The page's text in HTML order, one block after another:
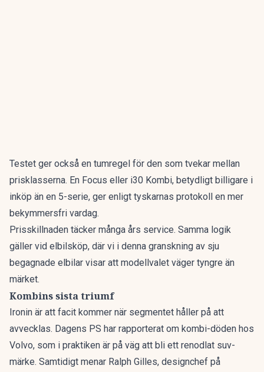
Testet ger också en tumregel för den som tvekar mellan
prisklasserna. En Focus eller i30 Kombi, betydligt billigare i
inköp än en 5-serie, ger enligt tyskarnas protokoll en mer
bekymmersfri vardag.
Prisskillnaden täcker många års service. Samma logik
gäller vid elbilsköp, där vi i denna granskning av sju
begagnade elbilar visar att modellvalet väger tyngre än
märket.
Kombins sista triumf
Ironin är att facit kommer när segmentet håller på att
avvecklas. Dagens PS har rapporterat om kombi-döden hos
Volvo, som i praktiken är på väg att bli ett renodlat suv-
märke. Samtidigt menar Ralph Gilles, designchef på